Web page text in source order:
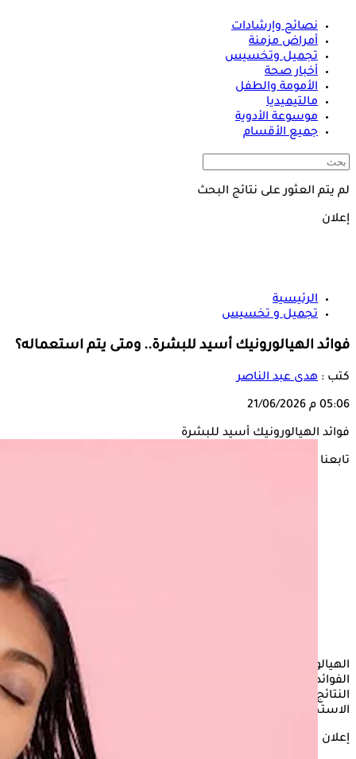
نصائح وإرشادات
أمراض مزمنة
تجميل وتخسيس
أخبار صحة
الأمومة والطفل
مالتيميديا
موسوعة الأدوية
جميع الأقسام
لم يتم العثور على نتائج البحث
إعلان
الرئيسية
تجميل و تخسيس
فوائد الهيالورونيك أسيد للبشرة.. ومتى يتم استعماله؟
كتب : هدى عبد الناصر
05:06 م 21/06/2026
فوائد الهيالورونيك أسيد للبشرة
تابعنا على
الهيالورونيك أسيد من السيرومات التي تقدم للجسم العديد من
الفوائد الصحية بما في ذلك صحة البشرة، ولكن عادة ما تظهر
النتائج عند الانتظام على استعماله ولكن لا يفضل الإفراط في
الاستخدام تجنبًا لأي مضاعفات.
إعلان